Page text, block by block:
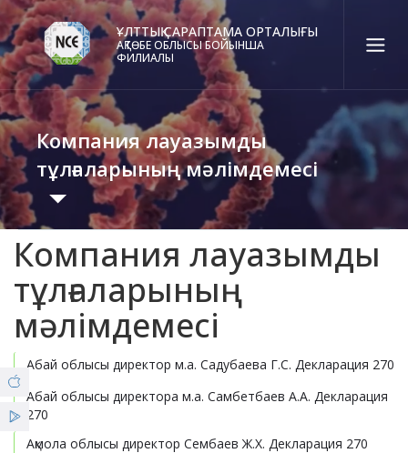
ҰЛТТЫҚ САРАПТАМА ОРТАЛЫҒЫ
АҚТӨБЕ ОБЛЫСЫ БОЙЫНША
ФИЛИАЛЫ
Қаз Рус
Eng
Байланыс орталығы:
58-85-55, 258-85-55 (Алматы)
+7 (7277) 27-70-67 (Қонаев
Сенім тел.:
+7 (7172) 55-49-21
8 (7132) 50-67-31 (Covid19)
ФИЛИАЛ ТУРАЛЫ
Бөлім
Қызметтер
Компания лауазымды
тұлғаларының мәлімдемесі
Нормативтік құқықтық актілер
Іс-шаралар жоспары
Ақпаратттар мен құжатттар
Компания лауазымды
тұлғаларының
мәлімдемесі
Абай облысы директор м.а. Садубаева Г.С. Декларация 270
Абай облысы директора м.а. Самбетбаев А.А. Декларация
270
Ақмола облысы директор Сембаев Ж.Х. Декларация 270